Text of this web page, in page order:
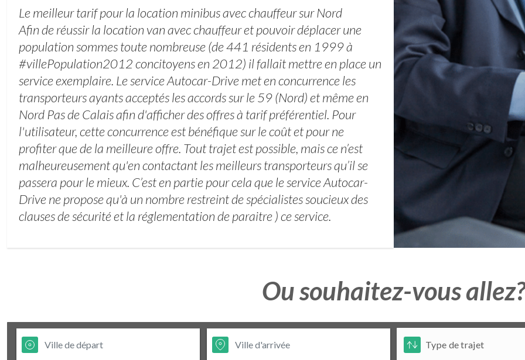
Le meilleur tarif pour la location minibus avec chauffeur sur Nord
Afin de réussir la location van avec chauffeur et pouvoir déplacer une
population sommes toute nombreuse (de 441 résidents en 1999 à
#villePopulation2012 concitoyens en 2012) il fallait mettre en place un
service exemplaire. Le service Autocar-Drive met en concurrence les
transporteurs ayants acceptés les accords sur le 59 (Nord) et même en
Nord Pas de Calais afin d'afficher des offres à tarif préférentiel. Pour
l'utilisateur, cette concurrence est bénéfique sur le coût et pour ne
profiter que de la meilleure offre. Tout trajet est possible, mais ce n’est
malheureusement qu'en contactant les meilleurs transporteurs qu’il se
passera pour le mieux. C’est en partie pour cela que le service Autocar-
Drive ne propose qu'à un nombre restreint de spécialistes soucieux des
clauses de sécurité et la réglementation de paraitre ) ce service.
Ou souhaitez-vous allez?